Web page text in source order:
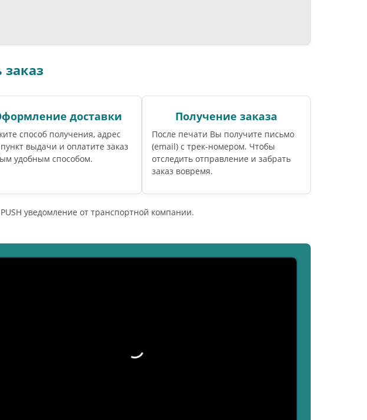
доставки
способ получения, адрес
выдачи и оплатите заказ
удобным способом.
Получение заказа
После печати Вы получите письмо
(email) c трек-номером. Чтобы
отследить отправление и забрать
заказ вовремя.
уведомление от транспортной компании.